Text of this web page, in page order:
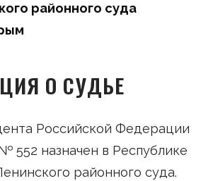
районного суда
О СУДЬЕ
Российской Федерации
№ 552 назначен в Республике
районного суда.